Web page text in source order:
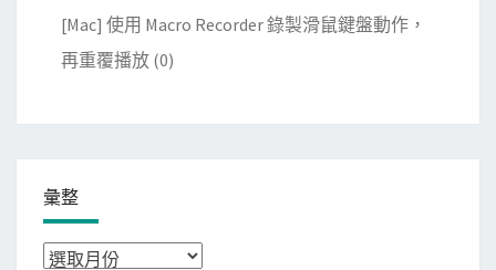
[Mac] 使用 Macro Recorder 錄製滑鼠鍵盤動作，
再重覆播放 (0)
彙整
彙